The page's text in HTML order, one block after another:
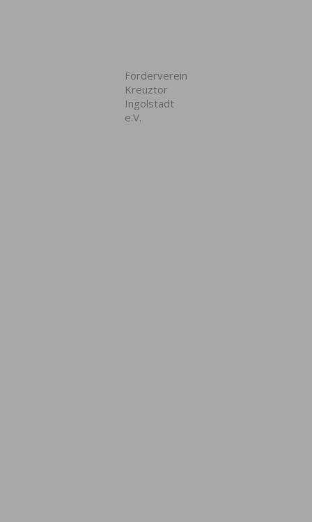
Förderverein
Kreuztor
Ingolstadt
e.V.